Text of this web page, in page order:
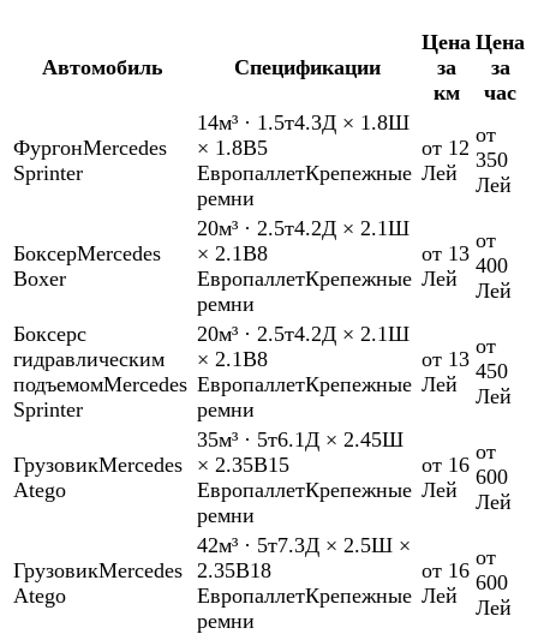
Автомобиль Спецификации
Цена
за
км
Цена
за
час
ФургонMercedes
Sprinter
14м³ · 1.5т4.3Д × 1.8Ш
× 1.8В5
ЕвропаллетКрепежные
ремни
от 12
Лей
от
350
Лей
БоксерMercedes
Boxer
20м³ · 2.5т4.2Д × 2.1Ш
× 2.1В8
ЕвропаллетКрепежные
ремни
от 13
Лей
от
400
Лей
Боксерс
гидравлическим
подъемомMercedes
Sprinter
20м³ · 2.5т4.2Д × 2.1Ш
× 2.1В8
ЕвропаллетКрепежные
ремни
от 13
Лей
от
450
Лей
ГрузовикMercedes
Atego
35м³ · 5т6.1Д × 2.45Ш
× 2.35В15
ЕвропаллетКрепежные
ремни
от 16
Лей
от
600
Лей
ГрузовикMercedes
Atego
42м³ · 5т7.3Д × 2.5Ш ×
2.35В18
ЕвропаллетКрепежные
ремни
от 16
Лей
от
600
Лей